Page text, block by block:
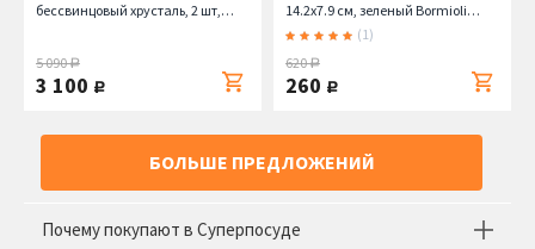
бессвинцовый хрусталь, 2 шт,
5 090руб.
3 100 руб.
14.2х7.9 см, зеленый Bormioli
Rocco
(1)
620руб.
260 руб.
БОЛЬШЕ ПРЕДЛОЖЕНИЙ
Почему покупают в Суперпосуде